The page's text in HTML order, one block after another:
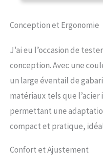
Conception et Ergonomie
J’ai eu l’occasion de
conception. Avec une
un large éventail de
matériaux tels que
permettant une
compact et pratique,
Confort et Ajustement